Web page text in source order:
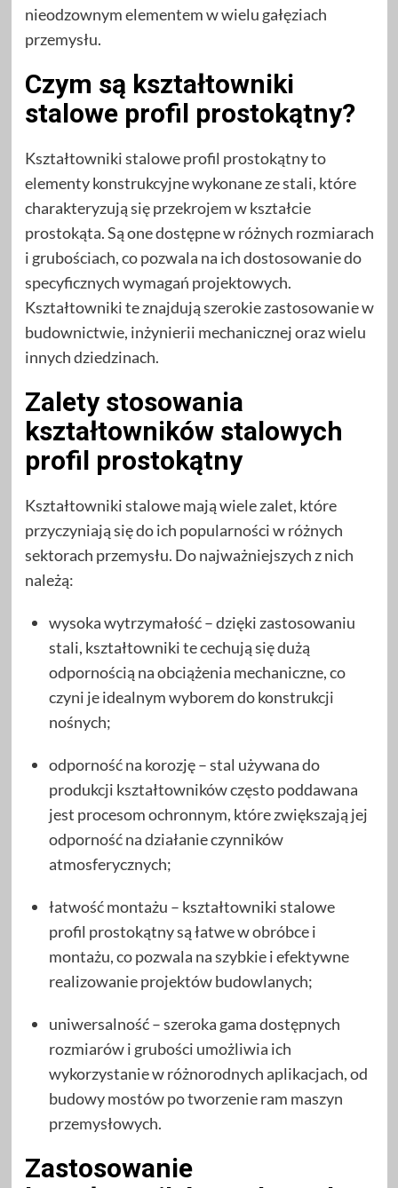
nieodzownym elementem w wielu gałęziach
przemysłu.
Czym są kształtowniki
stalowe profil prostokątny?
Kształtowniki stalowe profil prostokątny to
elementy konstrukcyjne wykonane ze stali, które
charakteryzują się przekrojem w kształcie
prostokąta. Są one dostępne w różnych rozmiarach
i grubościach, co pozwala na ich dostosowanie do
specyficznych wymagań projektowych.
Kształtowniki te znajdują szerokie zastosowanie w
budownictwie, inżynierii mechanicznej oraz wielu
innych dziedzinach.
Zalety stosowania
kształtowników stalowych
profil prostokątny
Kształtowniki stalowe mają wiele zalet, które
przyczyniają się do ich popularności w różnych
sektorach przemysłu. Do najważniejszych z nich
należą:
wysoka wytrzymałość – dzięki zastosowaniu
stali, kształtowniki te cechują się dużą
odpornością na obciążenia mechaniczne, co
czyni je idealnym wyborem do konstrukcji
nośnych;
odporność na korozję – stal używana do
produkcji kształtowników często poddawana
jest procesom ochronnym, które zwiększają jej
odporność na działanie czynników
atmosferycznych;
łatwość montażu – kształtowniki stalowe
profil prostokątny są łatwe w obróbce i
montażu, co pozwala na szybkie i efektywne
realizowanie projektów budowlanych;
uniwersalność – szeroka gama dostępnych
rozmiarów i grubości umożliwia ich
wykorzystanie w różnorodnych aplikacjach, od
budowy mostów po tworzenie ram maszyn
przemysłowych.
Zastosowanie